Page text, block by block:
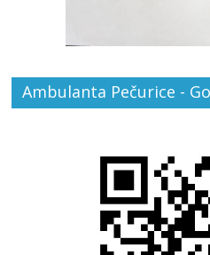
Ambulanta Pečurice -